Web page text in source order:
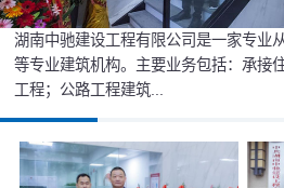
湖南中驰建设工程有限公司是一家专业
等专业建筑机构。主要业务包括：承接
工程；公路工程建筑...